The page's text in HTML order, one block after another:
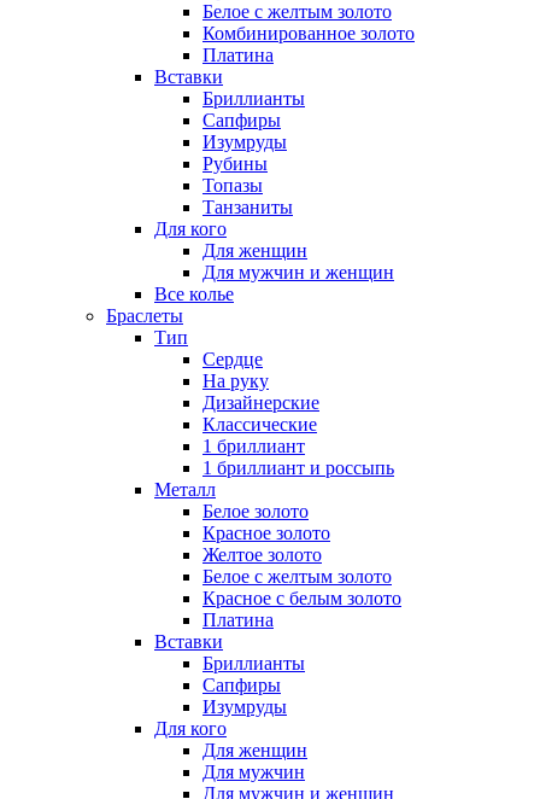
Белое с желтым золото
Комбинированное золото
Платина
Вставки
Бриллианты
Сапфиры
Изумруды
Рубины
Топазы
Танзаниты
Для кого
Для женщин
Для мужчин и женщин
Все колье
Браслеты
Тип
Сердце
На руку
Дизайнерские
Классические
1 бриллиант
1 бриллиант и россыпь
Металл
Белое золото
Красное золото
Желтое золото
Белое с желтым золото
Красное с белым золото
Платина
Вставки
Бриллианты
Сапфиры
Изумруды
Для кого
Для женщин
Для мужчин
Для мужчин и женщин